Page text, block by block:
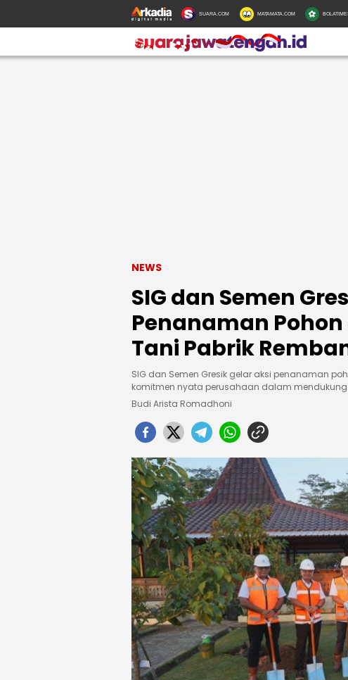
SUARA.COM MATAMATA.COM
NEWS
SIG dan Semen
Penanaman
Tani Pabrik
SIG dan Semen Gresik gelar aksi penanaman
komitmen nyata perusahaan dalam
Budi Arista Romadhoni